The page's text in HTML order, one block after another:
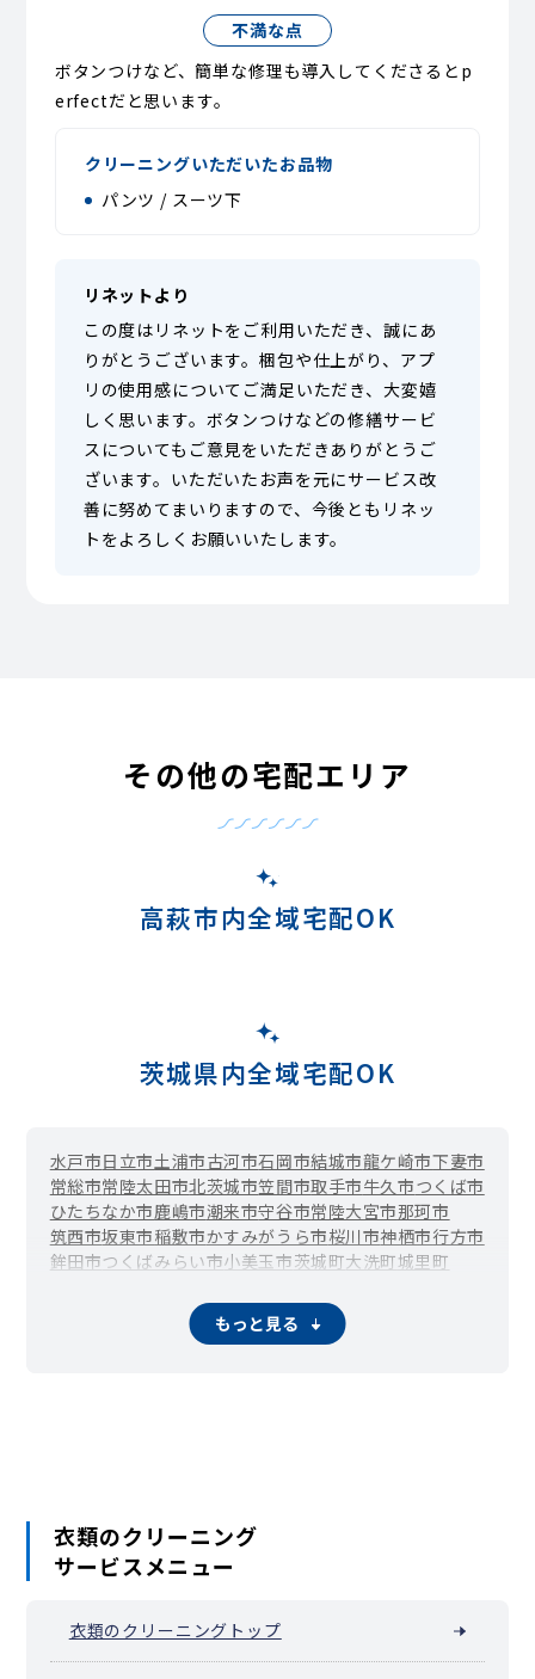
不満な点
ボタンつけなど、簡単な修理も導入してくださるとp
erfectだと思います。
クリーニングいただいたお品物
パンツ / スーツ下
リネットより
この度はリネットをご利用いただき、誠にあ
りがとうございます。梱包や仕上がり、アプ
リの使用感についてご満足いただき、大変嬉
しく思います。ボタンつけなどの修繕サービ
スについてもご意見をいただきありがとうご
ざいます。いただいたお声を元にサービス改
善に努めてまいりますので、今後ともリネッ
トをよろしくお願いいたします。
その他の宅配エリア
高萩市内全域宅配OK
茨城県内全域宅配OK
水戸市日立市土浦市古河市石岡市結城市龍ケ崎市下妻市
常総市常陸太田市北茨城市笠間市取手市牛久市つくば市
ひたちなか市鹿嶋市潮来市守谷市常陸大宮市那珂市
筑西市坂東市稲敷市かすみがうら市桜川市神栖市行方市
鉾田市つくばみらい市小美玉市茨城町大洗町城里町
もっと見る
衣類のクリーニング
サービスメニュー
衣類のクリーニングトップ